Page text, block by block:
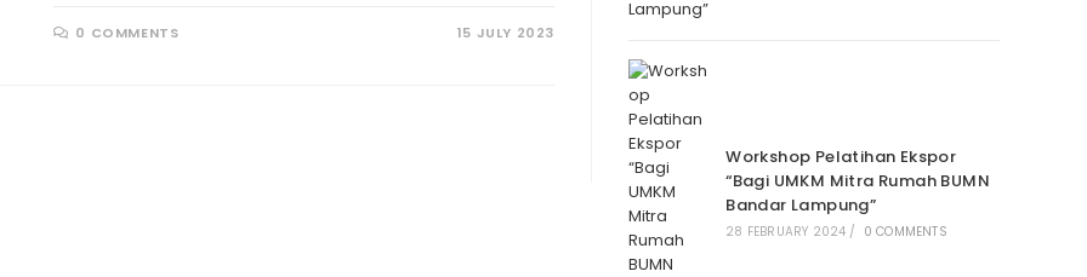
0 COMMENTS 15 JULY 2023
Workshop Pelatihan Ekspor
“Bagi UMKM Mitra Rumah BUMN
Bandar Lampung”
28 FEBRUARY 2024 / 0 COMMENTS